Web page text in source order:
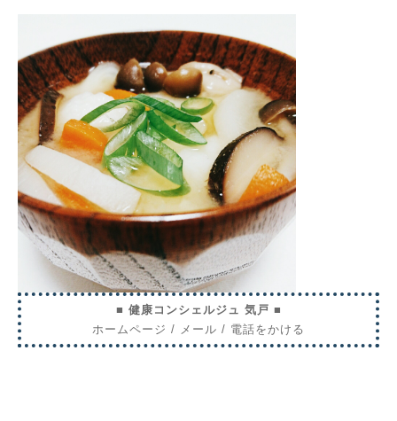
■ 健康コンシェルジュ 気戸 ■
ホームページ / メール / 電話をかける